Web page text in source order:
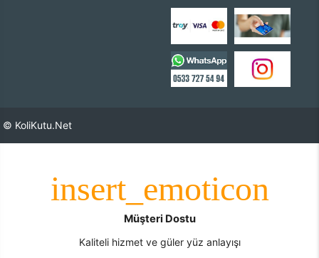
© KoliKutu.Net
Müşteri Dostu
Kaliteli hizmet ve güler yüz anlayışı